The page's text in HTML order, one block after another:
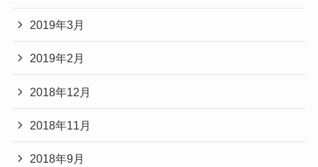
2019年3月
2019年2月
2018年12月
2018年11月
2018年9月